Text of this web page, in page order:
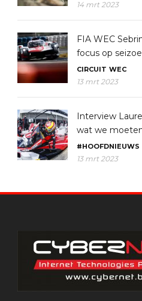
14 mrt 2023
FIA WEC
focus op
CIRCUIT WEC
13 mrt 2023
Interview
wat we
#HOOFDNIEUWS
13 mrt 2023